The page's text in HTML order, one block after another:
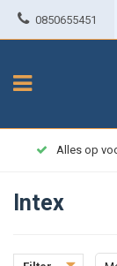
0850655451
Alles op
Intex